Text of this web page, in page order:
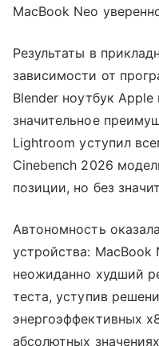
MacBook Neo
Результаты в
зависимости от
Blender ноутбук
значительное
Lightroom уступил
Cinebench 2026
позиции, но без
Автономность
устройства:
неожиданно худший
теста, уступив
энергоэффективных
абсолютных